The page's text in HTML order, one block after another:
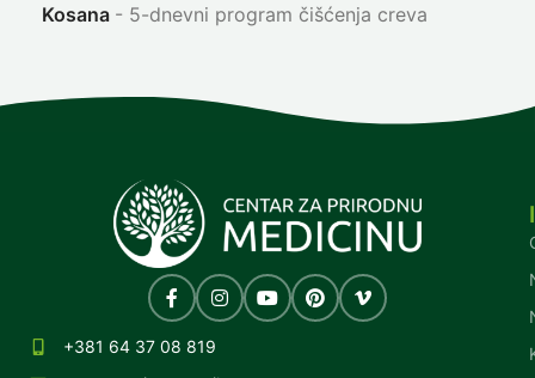
Kosana 5-dnevni program čišćenja creva
+381 64 37 08 819